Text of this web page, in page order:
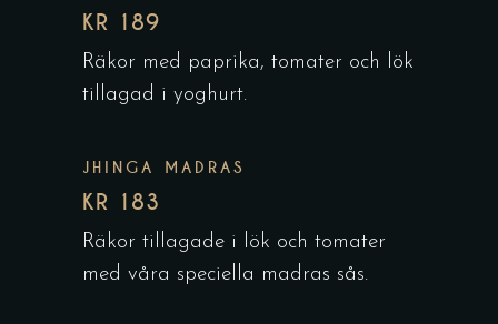
KR 189
Räkor med paprika, tomater och lök
tillagad i yoghurt.
JHINGA MADRAS
KR 183
Räkor tillagade i lök och tomater
med våra speciella madras sås.